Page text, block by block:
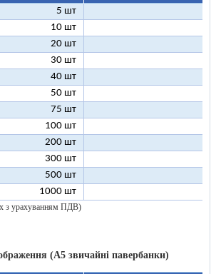
5 шт
10 шт
20 шт
30 шт
40 шт
50 шт
75 шт
100 шт
200 шт
300 шт
500 шт
1000 шт
з урахуванням ПДВ)
(А5 звичайні павербанки)